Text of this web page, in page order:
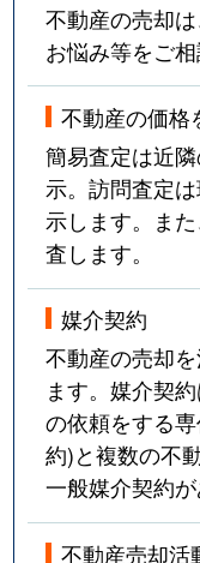
不動産の売却
お悩み等をご相
不動産の価格
簡易査定は近
示。訪問査定
示します。ま
査します。
媒介契約
不動産の売却
ます。媒介契
の依頼をする
約)と複数の不
一般媒介契約が
不動産売却活